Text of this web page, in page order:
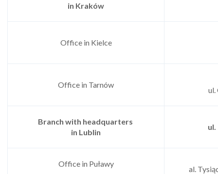
in Kraków
Office in Kielce
Office in Tarnów
ul.
Branch with headquarters
in Lublin
Office in Puławy
al.